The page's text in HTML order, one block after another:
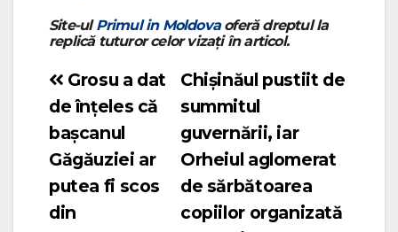
Site-ulPrimul in Moldovaoferă dreptul la
replică tuturor celor vizați în articol.
Navigare
în
articole
Chișinăul pustiit de
summitul
guvernării, iar
Orheiul aglomerat
de sărbătoarea
copiilor organizată
Grosu a dat
de înțeles că
bașcanul
Găgăuziei ar
putea fi scos
din